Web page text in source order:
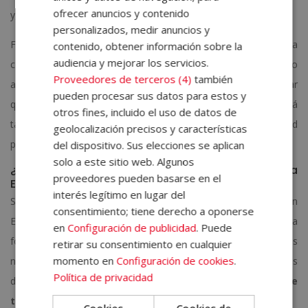
y, sobre todo,no rascarse .
Finalmente, al sexto o al séptimo día será cuando se caiga la
costra. Puede que el tatuaje se vea un poco alterado en cuanto
al color, pero es normal. A los pocos días podrás comprobar
que los colores regresan a la normalidad, lo que os permitirá
tanto a ti como al cliente respirar tranquilos. ¡Todo ha salid
perfecto!
¿Qué te aportará estudiar tatuaje con Escuela
ELBS?
Si te estás planteando la opción de dedicarte al tatuaje, en
Escuela ELBS tenemos nuestro
curso especializado
. La
formación te permitirá adquirir los conocimientos teóricos
necesarios sobre el origen y evolución de la disciplina, además
de permitirte poner en práctica lo aprendido con nuestro
kit de
tatuador
ofrecer anuncios y contenido
personalizados, medir anuncios y
contenido, obtener información sobre la
audiencia y mejorar los servicios.
Proveedores de terceros (4) también
pueden procesar sus datos para estos y
otros fines, incluido el uso de datos de
geolocalización precisos y características
del dispositivo. Sus elecciones se aplican
solo a este sitio web. Algunos
proveedores pueden basarse en el
interés legítimo en lugar del
consentimiento; tiene derecho a oponerse
enConfiguración de publicidad. Puede
retirar su consentimiento en cualquier
momento enConfiguración de cookies.
Política de privacidad